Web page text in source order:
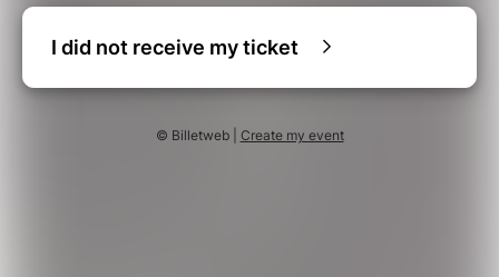
I did not receive my ticket
© Billetweb | Create my event